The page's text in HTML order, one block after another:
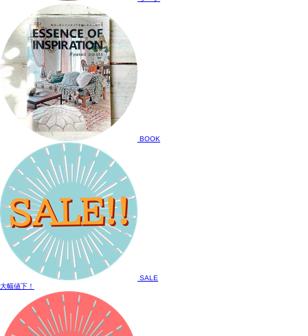
BOOK
SALE
大幅値下！